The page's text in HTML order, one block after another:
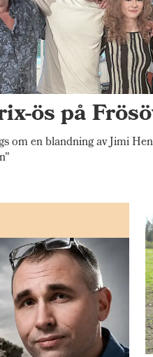
ös på
om en blandning av Jimi